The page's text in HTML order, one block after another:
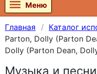
Меню
Главная Каталог
Parton, Dolly (Parton
Dolly (Parton Dean,
Музыка и